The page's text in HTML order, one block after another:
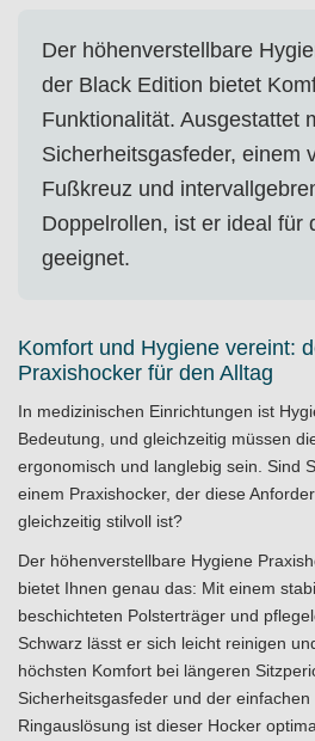
Der höhenverstellbare
der Black Edition bietet
Funktionalität. Ausgestattet
Sicherheitsgasfeder, einem
Fußkreuz und
Doppelrollen, ist er ideal für
geeignet.
Komfort und Hygiene vereint:
Praxishocker für den Alltag
In medizinischen Einrichtungen ist
Bedeutung, und gleichzeitig müssen
ergonomisch und langlebig sein. Sind
einem Praxishocker, der diese
gleichzeitig stilvoll ist?
Der höhenverstellbare Hygiene
bietet Ihnen genau das: Mit einem
beschichteten Polsterträger und
Schwarz lässt er sich leicht reinigen
höchsten Komfort bei längeren
Sicherheitsgasfeder und der
Ringauslösung ist dieser Hocker